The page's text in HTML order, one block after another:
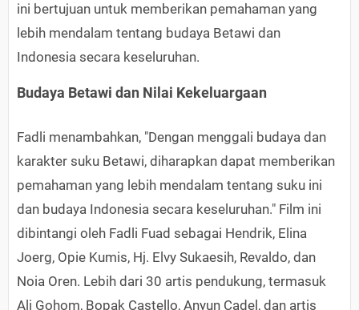
ini bertujuan untuk memberikan pemahaman yang
lebih mendalam tentang budaya Betawi dan
Indonesia secara keseluruhan.
Budaya Betawi dan Nilai Kekeluargaan
Fadli menambahkan, "Dengan menggali budaya dan
karakter suku Betawi, diharapkan dapat memberikan
pemahaman yang lebih mendalam tentang suku ini
dan budaya Indonesia secara keseluruhan." Film ini
dibintangi oleh Fadli Fuad sebagai Hendrik, Elina
Joerg, Opie Kumis, Hj. Elvy Sukaesih, Revaldo, dan
Noia Oren. Lebih dari 30 artis pendukung, termasuk
Ali Gohom, Bopak Castello, Anyun Cadel, dan artis